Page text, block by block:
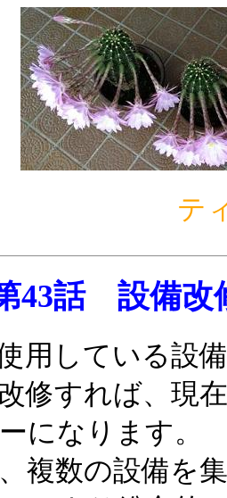
テ
43話 設備改
用している設
修すれば、現
になります。
複数の設備を